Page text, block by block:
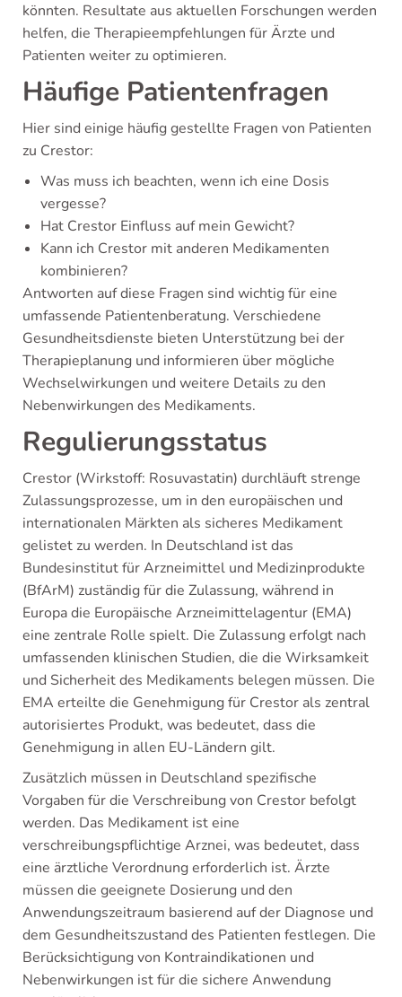
könnten. Resultate aus aktuellen Forschungen werden
helfen, die Therapieempfehlungen für Ärzte und
Patienten weiter zu optimieren.
Häufige Patientenfragen
Hier sind einige häufig gestellte Fragen von Patienten
zu Crestor:
Was muss ich beachten, wenn ich eine Dosis
vergesse?
Hat Crestor Einfluss auf mein Gewicht?
Kann ich Crestor mit anderen Medikamenten
kombinieren?
Antworten auf diese Fragen sind wichtig für eine
umfassende Patientenberatung. Verschiedene
Gesundheitsdienste bieten Unterstützung bei der
Therapieplanung und informieren über mögliche
Wechselwirkungen und weitere Details zu den
Nebenwirkungen des Medikaments.
Regulierungsstatus
Crestor (Wirkstoff: Rosuvastatin) durchläuft strenge
Zulassungsprozesse, um in den europäischen und
internationalen Märkten als sicheres Medikament
gelistet zu werden. In Deutschland ist das
Bundesinstitut für Arzneimittel und Medizinprodukte
(BfArM) zuständig für die Zulassung, während in
Europa die Europäische Arzneimittelagentur (EMA)
eine zentrale Rolle spielt. Die Zulassung erfolgt nach
umfassenden klinischen Studien, die die Wirksamkeit
und Sicherheit des Medikaments belegen müssen. Die
EMA erteilte die Genehmigung für Crestor als zentral
autorisiertes Produkt, was bedeutet, dass die
Genehmigung in allen EU-Ländern gilt.
Zusätzlich müssen in Deutschland spezifische
Vorgaben für die Verschreibung von Crestor befolgt
werden. Das Medikament ist eine
verschreibungspflichtige Arznei, was bedeutet, dass
eine ärztliche Verordnung erforderlich ist. Ärzte
müssen die geeignete Dosierung und den
Anwendungszeitraum basierend auf der Diagnose und
dem Gesundheitszustand des Patienten festlegen. Die
Berücksichtigung von Kontraindikationen und
Nebenwirkungen ist für die sichere Anwendung